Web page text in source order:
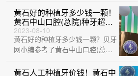
山口腔(中···
黄石好的种植牙多少钱一颗！
黄石中山口腔(总院)种牙超划
算，瑞典诺贝尔CC种植牙：
8074元起/颗！
2023-08-10
黄石好的种植牙多少钱一颗？贝牙
网小编参考了黄石中山口腔(总
店)、黄石华···
黄石人工种植牙价钱！黄石中